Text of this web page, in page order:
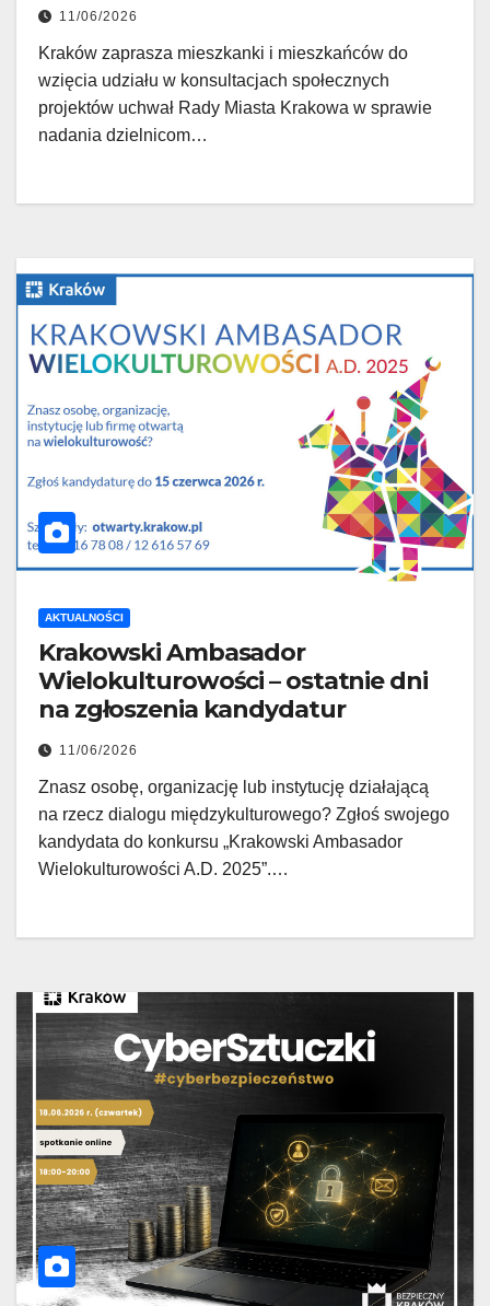
11/06/2026
Kraków zaprasza mieszkanki i mieszkańców do
wzięcia udziału w konsultacjach społecznych
projektów uchwał Rady Miasta Krakowa w sprawie
nadania dzielnicom…
AKTUALNOŚCI
Krakowski Ambasador
Wielokulturowości – ostatnie dni
na zgłoszenia kandydatur
11/06/2026
Znasz osobę, organizację lub instytucję działającą
na rzecz dialogu międzykulturowego? Zgłoś swojego
kandydata do konkursu „Krakowski Ambasador
Wielokulturowości A.D. 2025”.…